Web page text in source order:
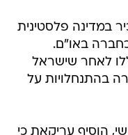
במדינה פלסטינית
כחברה באו"ם.
לאחר שישראל
בהתנחלויות על
הוסיף עריקאת כי